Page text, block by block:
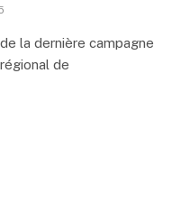
la dernière campagne
de